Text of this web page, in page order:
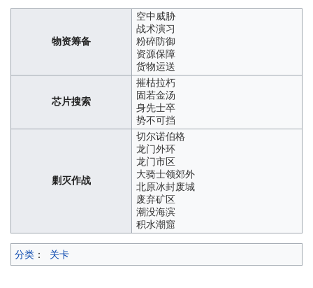
物资筹备
空中威胁
战术演习
粉碎防御
资源保障
货物运送
芯片搜索
摧枯拉朽
固若金汤
身先士卒
势不可挡
剿灭作战
切尔诺伯格
龙门外环
龙门市区
大骑士领郊外
北原冰封废城
废弃矿区
潮没海滨
积水潮窟
分类 ： 关卡